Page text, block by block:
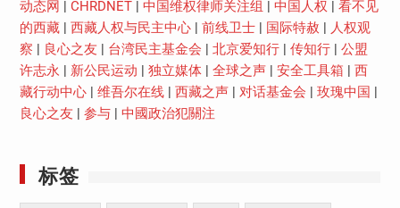
动态网
CHRDNET| 中国维权律师关注组 中国人权
看不见
的西藏| 西藏人权与民主中心| 前线卫士| 国际特赦
人权观
察
良心之友 台湾民主基金会 北京爱知行| 传知行| 公盟
许志永
新公民运动 独立媒体| 全球之声| 安全工具箱
西
藏行动中心| 维吾尔在线| 西藏之声| 对话基金会 玫瑰中国
良心之友
参与| 中國政治犯關注
标签